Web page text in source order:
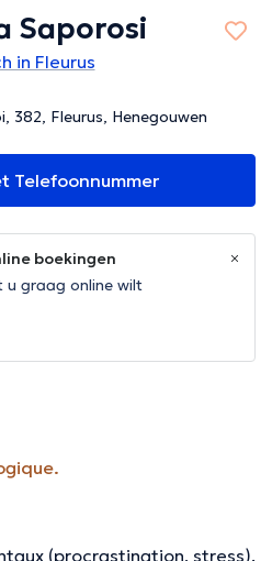
Saporosi
in Fleurus
382, Fleurus, Henegouwen
Telefoonnummer
boekingen
graag online wilt
(procrastination, stress).